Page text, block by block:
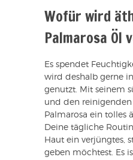
Wofür wird
Palmarosa Öl
Es spendet
wird deshalb gerne
genutzt. Mit seinem
und den reinigenden
Palmarosa ein tolles
Deine tägliche
Haut ein verjüngtes,
geben möchtest. Es